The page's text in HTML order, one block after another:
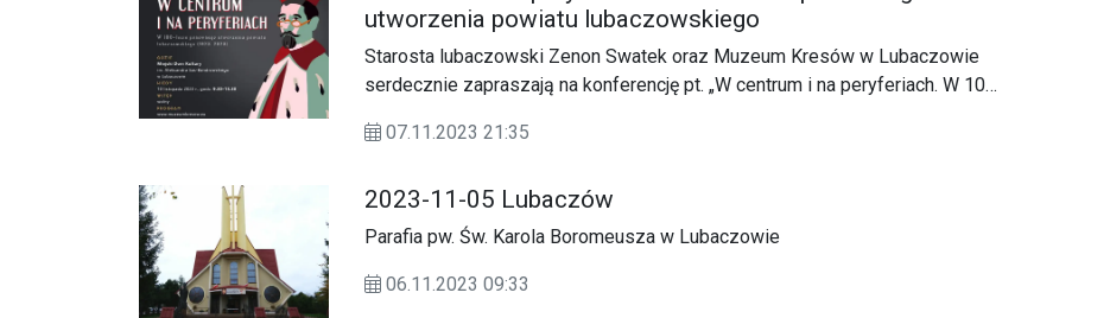
utworzenia powiatu lubaczowskiego
Starosta lubaczowski Zenon Swatek oraz Muzeum Kresów w Lubaczowie
serdecznie zapraszają na konferencję pt. „W centrum i na peryferiach. W 100-
rozpocznie się o godz. 9.30 w piątek, 10 listopada 2023 r., w Miejskim Domu
07.11.2023 21:35
2023-11-05 Lubaczów
Parafia pw. Św. Karola Boromeusza w Lubaczowie
06.11.2023 09:33